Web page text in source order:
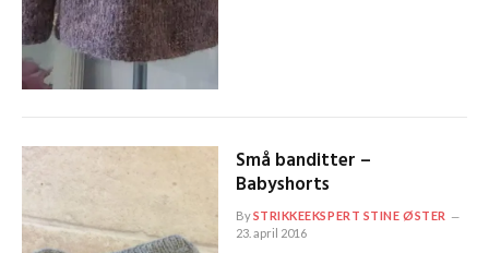
Små banditter –
Babyshorts
BySTRIKKEEKSPERT STINE ØSTER
23. april 2016